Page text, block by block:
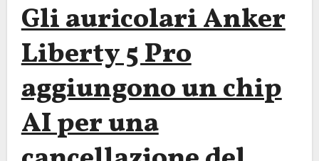
Gli auricolari Anker
Liberty 5 Pro
aggiungono un chip
AI per una